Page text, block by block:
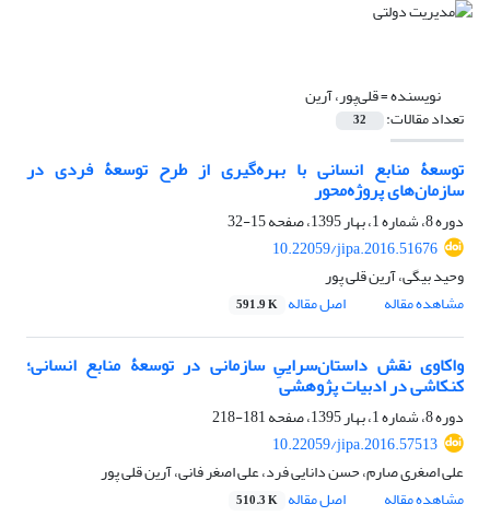
نویسنده =قلی‌پور، آرین
تعداد مقالات: 32
توسعۀ منابع انسانی با بهره‌گیری از طرح توسعۀ فردی در
سازمان‌های پروژه‌محور
دوره 8، شماره 1، بهار 1395، صفحه
15-32
10.22059/jipa.2016.51676
وحید بیگی، آرین قلی پور
مشاهده مقاله
اصل مقاله 591.9 K
واکاوی نقش داستان‌سراییِ سازمانی در توسعۀ منابع انسانی؛
کنکاشی در ادبیات پژوهشی
دوره 8، شماره 1، بهار 1395، صفحه
181-218
10.22059/jipa.2016.57513
علی اصغری صارم، حسن دانایی فرد، علی اصغر فانی، آرین قلی پور
مشاهده مقاله
اصل مقاله 510.3 K